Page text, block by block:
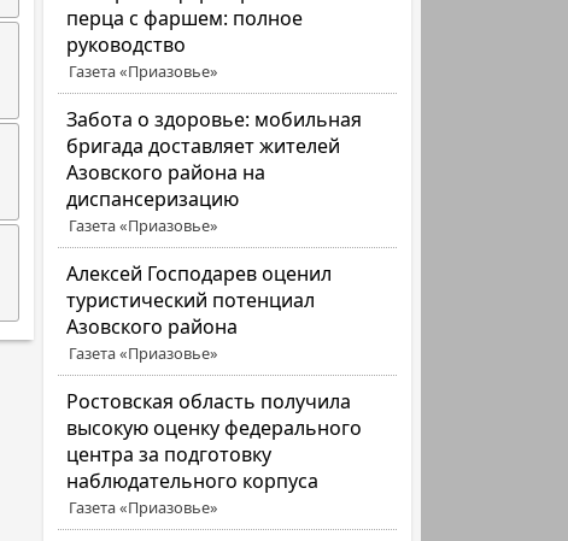
перца с фаршем: полное
руководство
Газета «Приазовье»
Забота о здоровье: мобильная
бригада доставляет жителей
Азовского района на
диспансеризацию
Газета «Приазовье»
Алексей Господарев оценил
туристический потенциал
Азовского района
Газета «Приазовье»
Ростовская область получила
высокую оценку федерального
центра за подготовку
наблюдательного корпуса
Газета «Приазовье»